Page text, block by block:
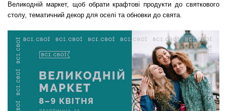
Великодній маркет, щоб обрати крафтові продукти до святкового
столу, тематичний декор для оселі та обновки до свята.